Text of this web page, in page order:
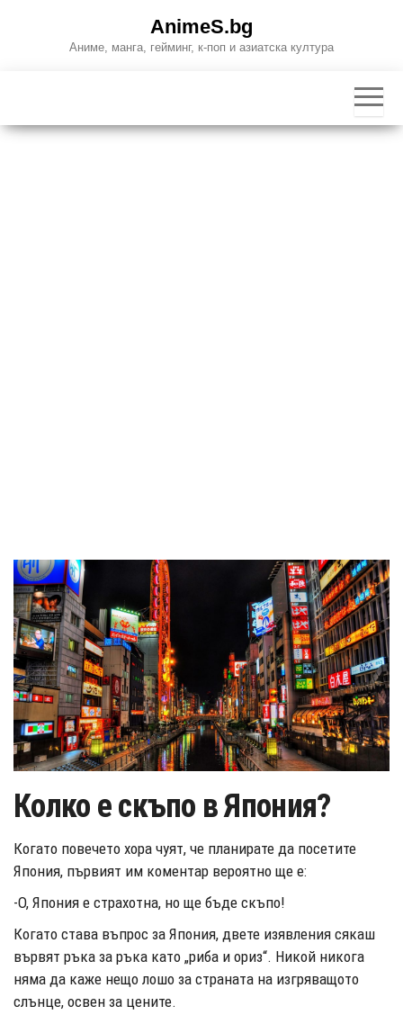
AnimeS.bg
Аниме, манга, гейминг, к-поп и азиатска култура
Колко е скъпо в Япония?
Когато повечето хора чуят, че планирате да посетите
Япония, първият им коментар вероятно ще е:
-О, Япония е страхотна, но ще бъде скъпо!
Когато става въпрос за Япония, двете изявления сякаш
вървят ръка за ръка като „риба и ориз“. Никой никога
няма да каже нещо лошо за страната на изгряващото
слънце, освен за цените.